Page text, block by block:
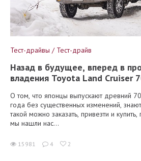
Тест-драйвы / Тест-драйв
Назад в будущее, вперед в
владения Toyota Land Cruiser
О том, что японцы выпускают древний
года без существенных изменений,
такой можно заказать, привезти и
мы нашли нас...
15981 4 2